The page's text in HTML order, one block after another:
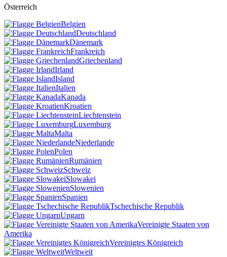
Österreich
Belgien
Deutschland
Dänemark
Frankreich
Griechenland
Irland
Island
Italien
Kanada
Kroatien
Liechtenstein
Luxemburg
Malta
Niederlande
Polen
Rumänien
Schweiz
Slowakei
Slowenien
Spanien
Tschechische Republik
Ungarn
Vereinigte Staaten von
Amerika
Vereinigtes Königreich
Weltweit